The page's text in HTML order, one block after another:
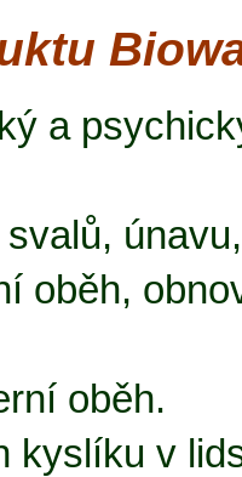
a
oběh,
oběh.
kyslíku v